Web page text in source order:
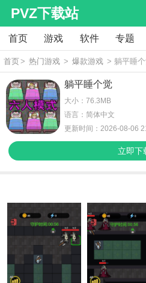
PVZ下载站
首页 游戏 软件 专题
首页> 热门游戏 > 爆款游戏 > 躺平睡
躺平睡个觉
大小：76.3MB
语言：简体中文
更新时间：2026-08-06
立即下